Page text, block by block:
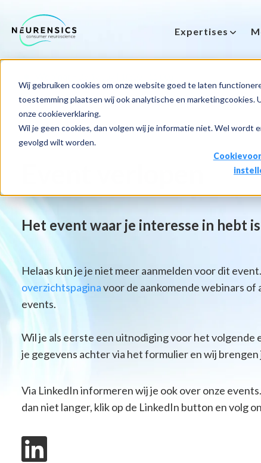
Wij gebruiken cookies om onze website goed te laten
toestemming plaatsen wij ook analytische en
onze cookieverklaring.
Wil je geen cookies, dan volgen wij je informatie niet. Wel
gevolgd wilt worden.
Expertises
Het event waar je interesse in hebt
Helaas kun je je niet meer aanmelden voor dit
overzichtspaginavoor de aankomende webinars
events.
Wil je als eerste een uitnodiging voor het volgende
je gegevens achter via het formulier en wij
Via LinkedIn informeren wij je ook over onze
dan niet langer, klik op de LinkedIn button en volg